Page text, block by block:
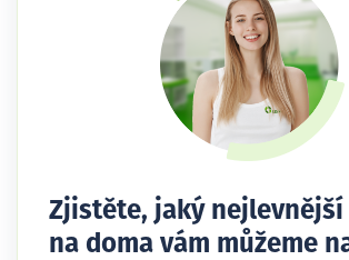
Zjistěte, jaký
na doma vám můžeme